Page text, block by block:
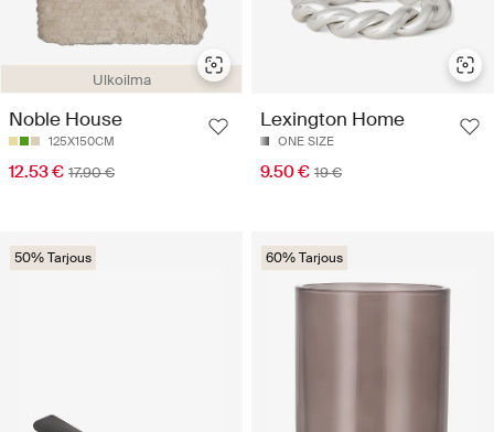
Ulkoilma
Noble House
125X150CM
12.53 € 17.90 €
Lexington Home
ONE SIZE
9.50 € 19 €
50% Tarjous 60% Tarjous